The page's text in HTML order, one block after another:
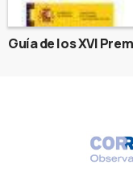
Guía de los XVI